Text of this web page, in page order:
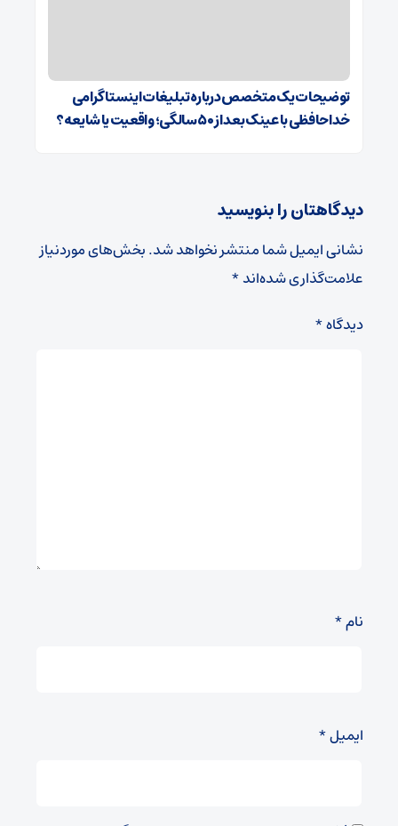
توضیحات یک متخصص درباره تبلیغات اینستاگرامی
خداحافظی با عینک بعد از ۵۰ سالگی؛ واقعیت یا شایعه؟
دیدگاهتان را بنویسید
نشانی ایمیل شما منتشر نخواهد شد.بخش‌های موردنیاز
علامت‌گذاری شده‌اند*
دیدگاه*
نام*
ایمیل*